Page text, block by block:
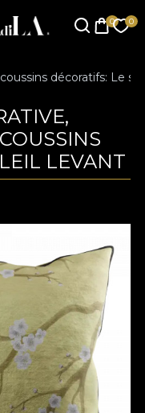
décoratifs: Le
LEVANT